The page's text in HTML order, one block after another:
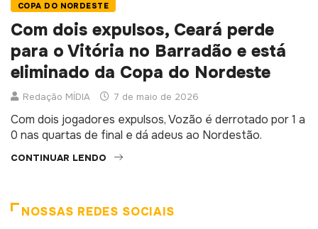
COPA DO NORDESTE
Com dois expulsos, Ceará perde
para o Vitória no Barradão e está
eliminado da Copa do Nordeste
Redação MÍDIA 7 de maio de 2026
Com dois jogadores expulsos, Vozão é derrotado por 1 a
0 nas quartas de final e dá adeus ao Nordestão.
CONTINUAR LENDO
NOSSAS REDES SOCIAIS